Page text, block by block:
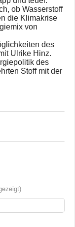
ob Wasserstoff
die Klimakrise
von
des
Ulrike Hinz.
des
Stoff mit der